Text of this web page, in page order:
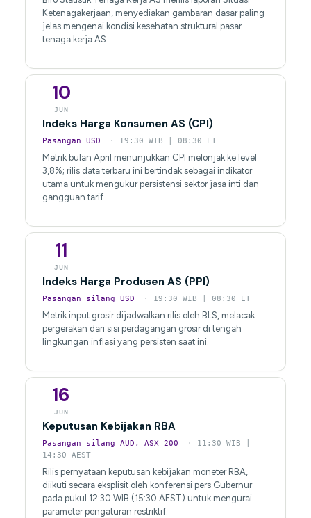
Ketenagakerjaan, menyediakan gambaran dasar paling
jelas mengenai kondisi kesehatan struktural pasar
tenaga kerja AS.
10
JUN
Indeks Harga Konsumen AS (CPI)
Pasangan USD · 19:30 WIB | 08:30 ET
Metrik bulan April menunjukkan CPI melonjak ke level
3,8%; rilis data terbaru ini bertindak sebagai indikator
utama untuk mengukur persistensi sektor jasa inti dan
gangguan tarif.
11
JUN
Indeks Harga Produsen AS (PPI)
Pasangan silang USD · 19:30 WIB | 08:30 ET
Metrik input grosir dijadwalkan rilis oleh BLS, melacak
pergerakan dari sisi perdagangan grosir di tengah
lingkungan inflasi yang persisten saat ini.
16
JUN
Keputusan Kebijakan RBA
Pasangan silang AUD, ASX 200
· 11:30 WIB |
14:30 AEST
Rilis pernyataan keputusan kebijakan moneter RBA,
diikuti secara eksplisit oleh konferensi pers Gubernur
pada pukul 12:30 WIB (15:30 AEST) untuk mengurai
parameter pengaturan restriktif.